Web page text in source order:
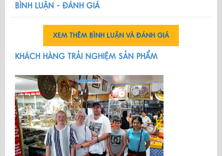
BÌNH LUẬN - ĐÁNH GIÁ
XEM THÊM BÌNH LUẬN VÀ ĐÁNH GIÁ
KHÁCH HÀNG TRẢI NGHIỆM SẢN PHẨM